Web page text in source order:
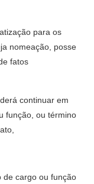
para os
nomeação, posse
fatos
continuar em
função, ou término
de cargo ou função